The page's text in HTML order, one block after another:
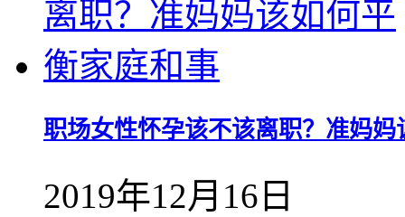
职场女性怀孕该不该离职？准妈
2019年12月16日